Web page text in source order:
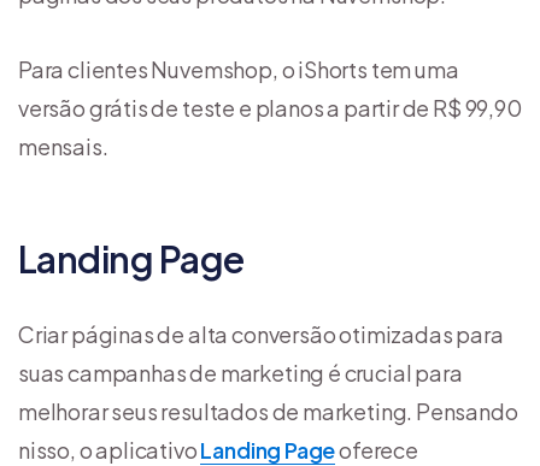
Para clientes Nuvemshop, o iShorts tem uma
versão grátis de teste e planos a partir de R$ 99,90
mensais.
Landing Page
Criar páginas de alta conversão otimizadas para
suas campanhas de marketing é crucial para
melhorar seus resultados de marketing. Pensando
nisso, o aplicativoLanding Pageoferece